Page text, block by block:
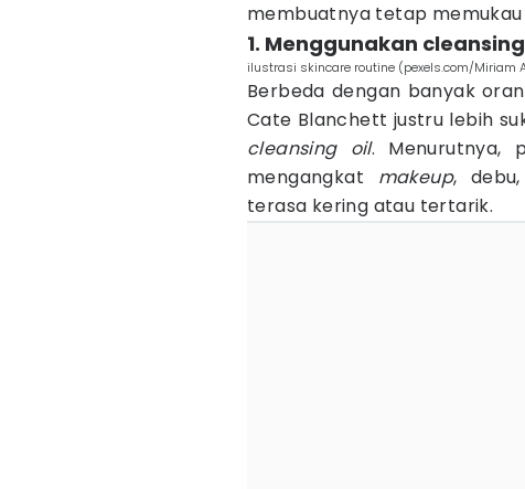
membuatnya tetap memukau
1. Menggunakan
ilustrasi skincare routine (pexels.com/Miriam
Berbeda dengan banyak
Cate Blanchett justru lebih
cleansing oil. Menurutnya,
mengangkat makeup,
terasa kering atau tertarik.